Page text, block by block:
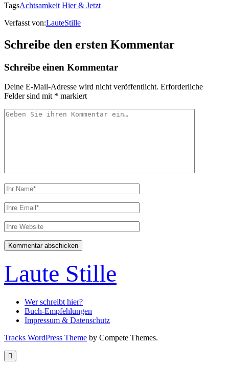
TagsAchtsamkeit Hier & Jetzt
Verfasst von:LauteStille
Schreibe den ersten Kommentar
Schreibe einen Kommentar
Deine E-Mail-Adresse wird nicht veröffentlicht. Erforderliche
Felder sind mit * markiert
Ihr
Ihr
Name
Ihre
Email
Webseiten
URL
Laute Stille
Wer schreibt hier?
Buch-Empfehlungen
Impressum & Datenschutz
Tracks WordPress Theme by Compete Themes.